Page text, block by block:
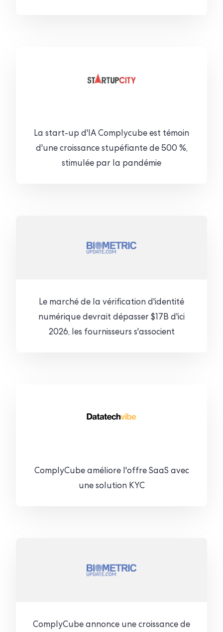
La start-up d'IA Complycube est témoin
d'une croissance stupéfiante de 500 %,
stimulée par la pandémie
Le marché de la vérification d'identité
numérique devrait dépasser $17B d'ici
2026, les fournisseurs s'associent
ComplyCube améliore l'offre SaaS avec
une solution KYC
ComplyCube annonce une croissance de